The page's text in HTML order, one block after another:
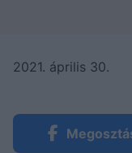
2021. április 30.